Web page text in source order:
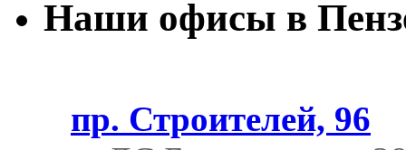
Наши офисы в
пр. Строителей, 96